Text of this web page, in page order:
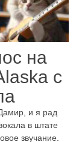
на
с
и я рад
в штате
звучание.